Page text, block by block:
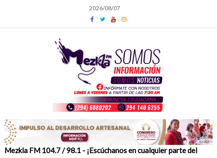
content
2026/08/07
Mezkla FM 104.7 / 98.1 - ¡Escúchanos en cualquier parte del